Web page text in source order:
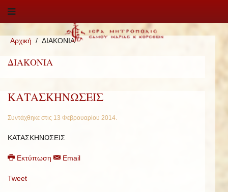
Αρχική ΔΙΑΚΟΝΙΑ
ΔΙΑΚΟΝΙΑ
ΚΑΤΑΣΚΗΝΩΣΕΙΣ
Συντάχθηκε στις 13 Φεβρουαρίου 2014.
ΚΑΤΑΣΚΗΝΩΣΕΙΣ
Εκτύπωση Email
Tweet